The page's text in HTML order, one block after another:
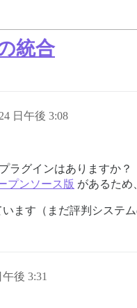
統合
日午後 3:08
ラグインはありますか？
プンソース版 があるため
ます（まだ評判システム
後 3:31